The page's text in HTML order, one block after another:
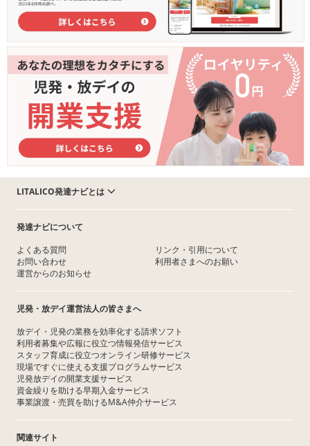
LITALICO発達ナビとは
発達ナビについて
よくある質問
お問い合わせ
運営からのお知らせ
リンク・引用について
利用者さまへのお願い
児発・放デイ運営法人の皆さまへ
放デイ・児発の業務を効率化する請求ソフト
利用者募集や広報に役立つ情報発信サービス
スタッフ育成に役立つオンライン研修サービス
現場ですぐに使える支援プログラムサービス
児発放デイの開業支援サービス
資金繰りを助ける早期入金サービス
事業譲渡・売買を助けるM&A仲介サービス
関連サイト